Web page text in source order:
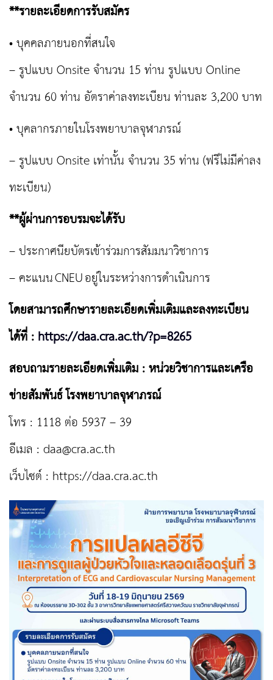
**รายละเอียดการรับสมัคร
• บุคคลภายนอกที่สนใจ
– รูปแบบ Onsite จำนวน 15 ท่าน รูปแบบ Online
จำนวน 60 ท่าน อัตราค่าลงทะเบียน ท่านละ 3,200 บาท
• บุคลากรภายในโรงพยาบาลจุฬาภรณ์
– รูปแบบ Onsite เท่านั้น จำนวน 35 ท่าน (ฟรีไม่มีค่าลง
ทะเบียน)
**ผู้ผ่านการอบรมจะได้รับ
– ประกาศนียบัตรเข้าร่วมการสัมมนาวิชาการ
– คะแนน CNEU อยู่ในระหว่างการดำเนินการ
โดยสามารถศึกษารายละเอียดเพิ่มเติมและลงทะเบียน
ได้ที่ :https://daa.cra.ac.th/?p=8265
สอบถามรายละเอียดเพิ่มเติม : หน่วยวิชาการและเครือ
ข่ายสัมพันธ์ โรงพยาบาลจุฬาภรณ์
โทร : 1118 ต่อ 5937 – 39
อีเมล : daa@cra.ac.th
เว็บไซต์ : https://daa.cra.ac.th